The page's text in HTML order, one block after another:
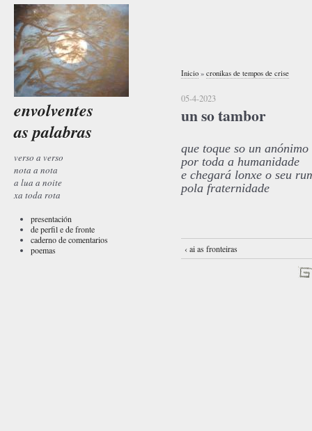
envolventes
as palabras
verso a verso
nota a nota
a lua a noite
xa toda rota
presentación
de perfil e de fronte
caderno de comentarios
poemas
Inicio » cronikas de tempos de crise
05-4-2023
un so tambor
que toque so un
por toda a humanidade
e chegará lonxe o seu
pola fraternidade
‹ ai as fronteiras